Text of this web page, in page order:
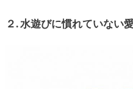
２. 水遊びに慣れていない